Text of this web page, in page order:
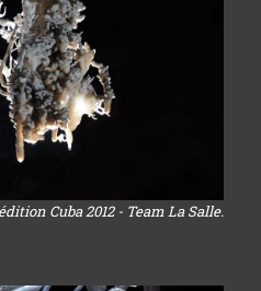
Cuba 2012 - Team La Salle.